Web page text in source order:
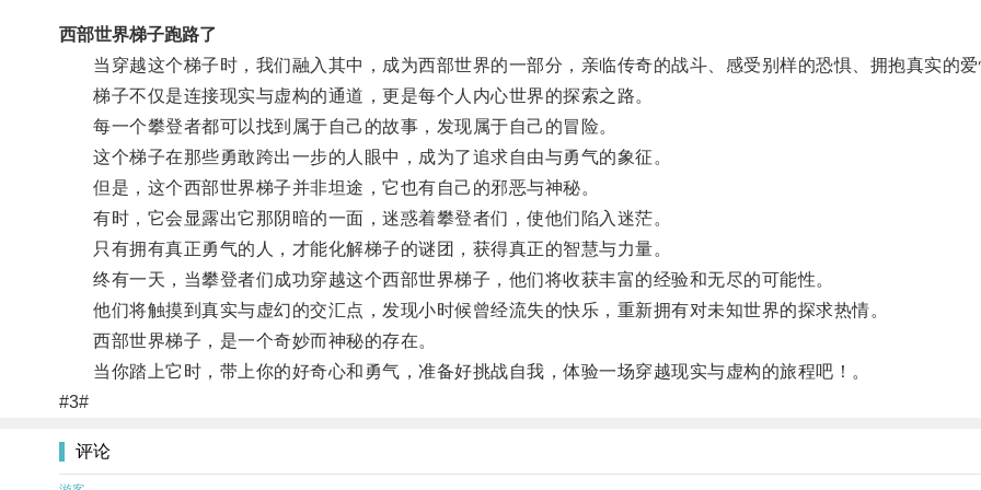
西部世界梯子跑路了
当穿越这个梯子时，我们融入其中，成为西部世界的一部分，亲临传奇的战斗、感受别样的恐惧、拥抱真实的
梯子不仅是连接现实与虚构的通道，更是每个人内心世界的探索之路。
每一个攀登者都可以找到属于自己的故事，发现属于自己的冒险。
这个梯子在那些勇敢跨出一步的人眼中，成为了追求自由与勇气的象征。
但是，这个西部世界梯子并非坦途，它也有自己的邪恶与神秘。
有时，它会显露出它那阴暗的一面，迷惑着攀登者们，使他们陷入迷茫。
只有拥有真正勇气的人，才能化解梯子的谜团，获得真正的智慧与力量。
终有一天，当攀登者们成功穿越这个西部世界梯子，他们将收获丰富的经验和无尽的可能性。
他们将触摸到真实与虚幻的交汇点，发现小时候曾经流失的快乐，重新拥有对未知世界的探求热情。
西部世界梯子，是一个奇妙而神秘的存在。
当你踏上它时，带上你的好奇心和勇气，准备好挑战自我，体验一场穿越现实与虚构的旅程吧！。
#3#
评论